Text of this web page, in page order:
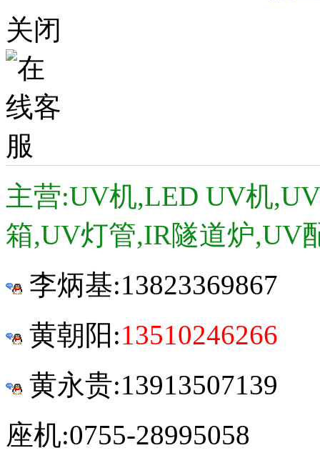
关闭
主营:UV机,LED UV机
箱,UV灯管,IR隧道炉,UV
李炳基:13823369867
黄朝阳:13510246266
黄永贵:13913507139
座机:0755-28995058